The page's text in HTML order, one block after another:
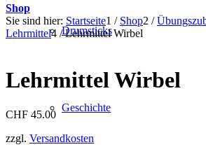
Drumsticks
Geschichte
Shop
Sie sind hier: Startseite1 / Shop2 /
Lehrmittel4 / Lehrmittel Wirbel
Lehrmittel Wirbel
CHF 45.00
zzgl. Versandkosten